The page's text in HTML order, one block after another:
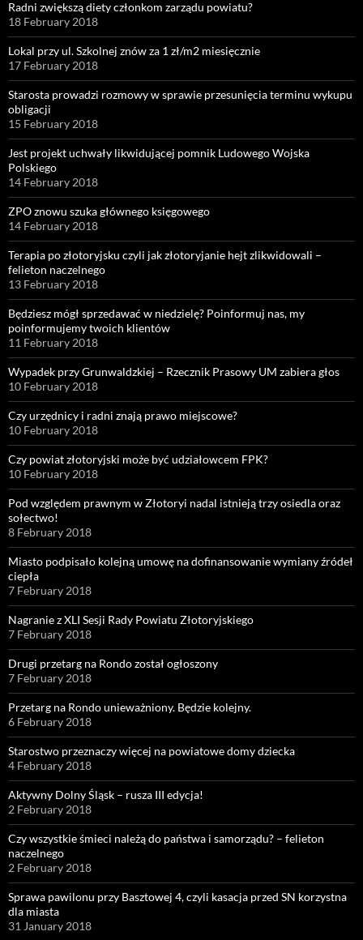
Radni zwiększą diety członkom zarządu powiatu?
18 February 2018
Lokal przy ul. Szkolnej znów za 1 zł/m2 miesięcznie
17 February 2018
Starosta prowadzi rozmowy w sprawie przesunięcia terminu wykupu
obligacji
15 February 2018
Jest projekt uchwały likwidującej pomnik Ludowego Wojska
Polskiego
14 February 2018
ZPO znowu szuka głównego księgowego
14 February 2018
Terapia po złotoryjsku czyli jak złotoryjanie hejt zlikwidowali –
felieton naczelnego
13 February 2018
Będziesz mógł sprzedawać w niedzielę? Poinformuj nas, my
poinformujemy twoich klientów
11 February 2018
Wypadek przy Grunwaldzkiej – Rzecznik Prasowy UM zabiera głos
10 February 2018
Czy urzędnicy i radni znają prawo miejscowe?
10 February 2018
Czy powiat złotoryjski może być udziałowcem FPK?
10 February 2018
Pod względem prawnym w Złotoryi nadal istnieją trzy osiedla oraz
sołectwo!
8 February 2018
Miasto podpisało kolejną umowę na dofinansowanie wymiany źródeł
ciepła
7 February 2018
Nagranie z XLI Sesji Rady Powiatu Złotoryjskiego
7 February 2018
Drugi przetarg na Rondo został ogłoszony
7 February 2018
Przetarg na Rondo unieważniony. Będzie kolejny.
6 February 2018
Starostwo przeznaczy więcej na powiatowe domy dziecka
4 February 2018
Aktywny Dolny Śląsk – rusza III edycja!
2 February 2018
Czy wszystkie śmieci należą do państwa i samorządu? – felieton
naczelnego
2 February 2018
Sprawa pawilonu przy Basztowej 4, czyli kasacja przed SN korzystna
dla miasta
31 January 2018